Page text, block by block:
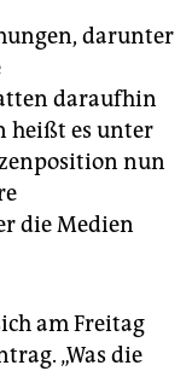
darunter
daraufhin
heißt es unter
nun
die Medien
am Freitag
„Was die